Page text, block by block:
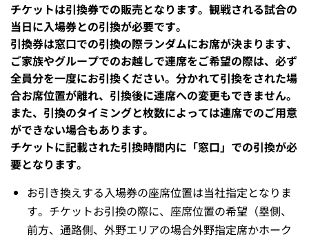
チケットは引換券での販売となります。観戦される試合の
当日に入場券との引換が必要です。
引換券は窓口での引換の際ランダムにお席が決まります、
ご家族やグループでのお越しで連席をご希望の際は、必ず
全員分を一度にお引換ください。分かれて引換をされた場
合お席位置が離れ、引換後に連席への変更もできません。
また、引換のタイミングと枚数によっては連席でのご用意
ができない場合もあります。
チケットに記載された引換時間内に「窓口」での引換が必
要となります。
お引き換えする入場券の座席位置は当社指定となりま
す。チケットお引換の際に、座席位置の希望（塁側、
前方、通路側、外野エリアの場合外野指定席かホーク